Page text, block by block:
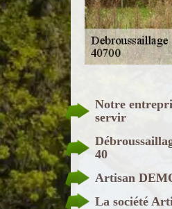
Notre
servir
40
Artisan
La société